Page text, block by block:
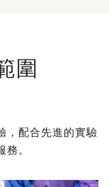
圍
，配合先進的實驗
。